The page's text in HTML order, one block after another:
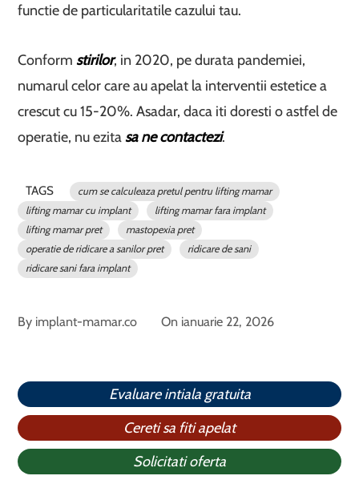
functie de particularitatile cazului tau.
Conformstirilor, in 2020, pe durata pandemiei,
numarul celor care au apelat la interventii estetice a
crescut cu 15-20%. Asadar, daca iti doresti o astfel de
operatie, nu ezitasa ne contactezi.
TAGS
cum se calculeaza pretul pentru lifting mamar
lifting mamar cu implant
lifting mamar fara implant
lifting mamar pret
mastopexia pret
operatie de ridicare a sanilor pret
ridicare de sani
ridicare sani fara implant
By implant-mamar.co On ianuarie 22, 2026
Evaluare intiala gratuita
Cereti sa fiti apelat
Solicitati oferta